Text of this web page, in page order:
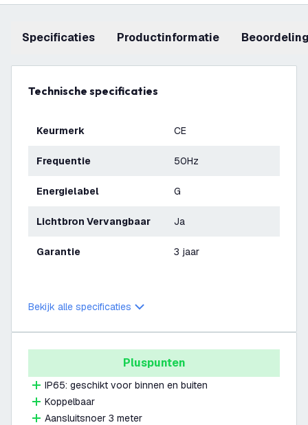
Specificaties productinformatie
Technische specificaties
Keurmerk CE
Frequentie 50Hz
Energielabel G
Lichtbron Vervangbaar Ja
Garantie 3 jaar
Bekijk alle specificaties
Pluspunten
IP65: geschikt voor binnen en buiten
Koppelbaar
Aansluitsnoer 3 meter